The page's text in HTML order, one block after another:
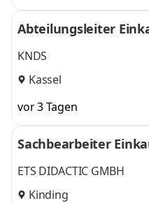
Abteilungsleiter
KNDS
Kassel
vor 3 Tagen
Sachbearbeiter
ETS DIDACTIC GMBH
Kinding